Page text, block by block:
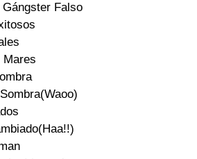
Falso
Mares